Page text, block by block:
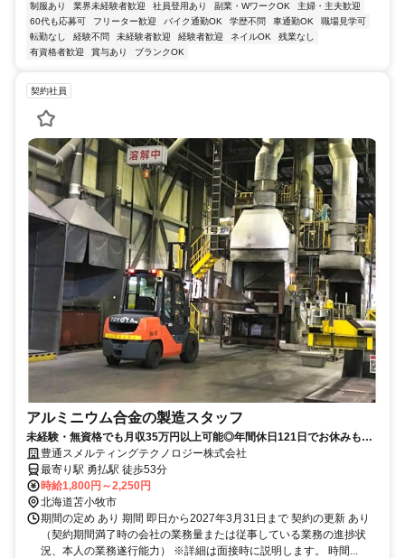
制服あり 業界未経験者歓迎 社員登用あり 副業・WワークOK
主婦・主夫歓迎
60代も応募可
フリーター歓迎 バイク通勤OK 学歴不問 車通勤OK
職場見学可
転勤なし
経験不問 未経験者歓迎 経験者歓迎 ネイルOK
残業なし
有資格者歓迎
賞与あり ブランクOK
契約社員
アルミニウム合金の製造スタッフ
未経験・無資格でも月収35万円以上可能◎年間休日121日でお休みも充
実！豊通スメルティングテクノロジー株式会社
最寄り駅 勇払駅 徒歩53分
時給1,800円～2,250円
北海道苫小牧市
期間の定め あり 期間 即日から2027年3月31日まで 契約の更新 あり
（契約期間満了時の会社の業務量または従事している業務の進捗状
況、本人の業務遂行能力） ※詳細は面接時に説明します。 時間...